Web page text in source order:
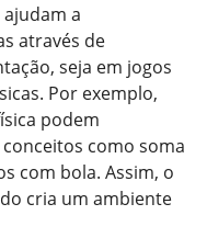
a
através de
seja em jogos
Por exemplo,
podem
como soma
com bola. Assim, o
cria um ambiente